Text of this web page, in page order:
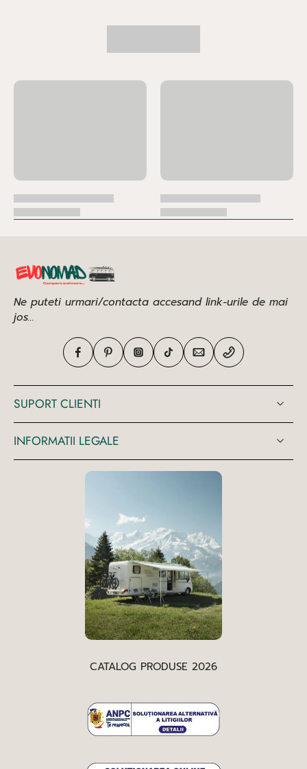
Ne puteti urmari/contacta accesand link-urile de mai
jos...
SUPORT CLIENTI
INFORMATII LEGALE
CATALOG PRODUSE 2026